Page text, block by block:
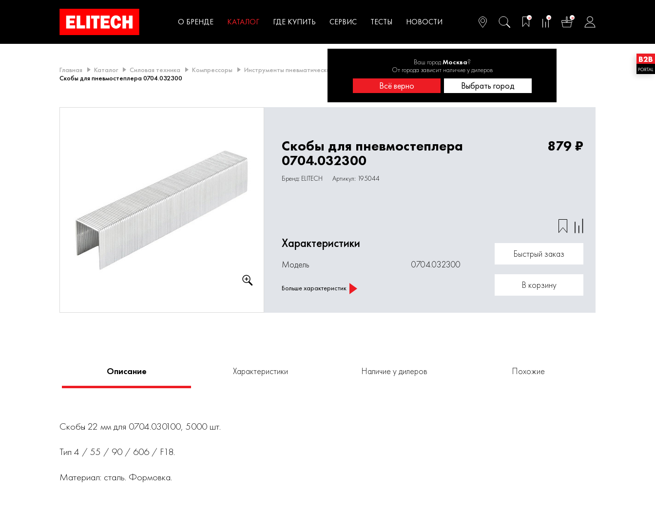
О БРЕНДЕ КАТАЛОГ садоводства
ГДЕ КУПИТЬ СЕРВИС ТЕСТЫ НОВОСТИ 0 0 0
Ваш городМосква?
От города зависит наличие у дилеров
Всё верно Выбрать город
Главная Каталог Силовая техника Компрессоры Инструменты пневматические
Расходные материалы для пневмоинструментов
Скобы для пневмостеплера 0704.032300
Скобы для пневмостеплера
0704.032300
Бренд: ELITECH Артикул: 195044
879 ₽
Характеристики
Модель 0704.032300
Больше характеристик
Быстрый заказ
В корзину
Описание Характеристики Наличие у дилеров Похожие
Скобы 22 мм для 0704.030100, 5000 шт.
Тип 4 / 55 / 90 / 606 / F18.
Материал: сталь. Формовка.